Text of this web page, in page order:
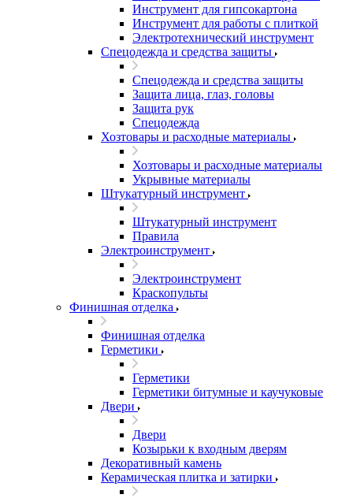
Инструмент для гипсокартона
Инструмент для работы с плиткой
Электротехнический инструмент
Спецодежда и средства защиты
Спецодежда и средства защиты
Защита лица, глаз, головы
Защита рук
Спецодежда
Хозтовары и расходные материалы
Хозтовары и расходные материалы
Укрывные материалы
Штукатурный инструмент
Штукатурный инструмент
Правила
Электроинструмент
Электроинструмент
Краскопульты
Финишная отделка
Финишная отделка
Герметики
Герметики
Герметики битумные и каучуковые
Двери
Двери
Козырьки к входным дверям
Декоративный камень
Керамическая плитка и затирки